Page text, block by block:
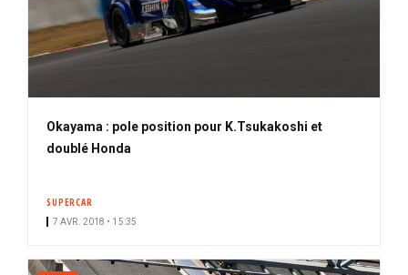
Okayama : pole position pour K.Tsukakoshi et
doublé Honda
SUPERCAR
7 AVR. 2018 • 15:35